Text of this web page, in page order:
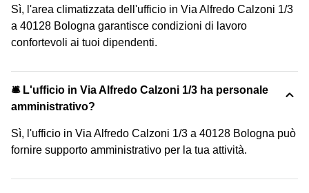
Sì, l'area climatizzata dell'ufficio in Via Alfredo Calzoni 1/3
a 40128 Bologna garantisce condizioni di lavoro
confortevoli ai tuoi dipendenti.
🛎 L'ufficio in Via Alfredo Calzoni 1/3 ha personale
amministrativo?
Sì, l'ufficio in Via Alfredo Calzoni 1/3 a 40128 Bologna può
fornire supporto amministrativo per la tua attività.